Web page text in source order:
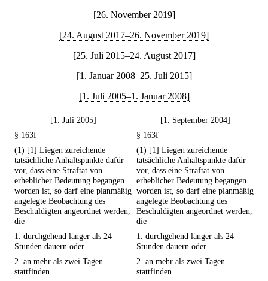
[26. November 2019]
[24. August 2017–26. November 2019]
[25. Juli 2015–24. August 2017]
[1. Januar 2008–25. Juli 2015]
[1. Juli 2005–1. Januar 2008]
[1. Juli 2005]
[1. September 2004]
§ 163f
§ 163f
(1) [1] Liegen zureichende
tatsächliche Anhaltspunkte dafür
vor, dass eine Straftat von
erheblicher Bedeutung begangen
worden ist, so darf eine planmäßig
angelegte Beobachtung des
Beschuldigten angeordnet werden,
die
(1) [1] Liegen zureichende
tatsächliche Anhaltspunkte dafür
vor, dass eine Straftat von
erheblicher Bedeutung begangen
worden ist, so darf eine planmäßig
angelegte Beobachtung des
Beschuldigten angeordnet werden,
die
1. durchgehend länger als 24
Stunden dauern oder
1. durchgehend länger als 24
Stunden dauern oder
2. an mehr als zwei Tagen
stattfinden
2. an mehr als zwei Tagen
stattfinden